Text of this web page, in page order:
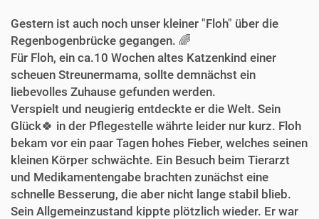
Gestern ist auch noch unser kleiner "Floh" über die
Regenbogenbrücke gegangen. 🌈
Für Floh, ein ca.10 Wochen altes Katzenkind einer
scheuen Streunermama, sollte demnächst ein
liebevolles Zuhause gefunden werden.
Verspielt und neugierig entdeckte er die Welt. Sein
Glück🍀 in der Pflegestelle währte leider nur kurz. Floh
bekam vor ein paar Tagen hohes Fieber, welches seinen
kleinen Körper schwächte. Ein Besuch beim Tierarzt
und Medikamentengabe brachten zunächst eine
schnelle Besserung, die aber nicht lange stabil blieb.
Sein Allgemeinzustand kippte plötzlich wieder. Er war